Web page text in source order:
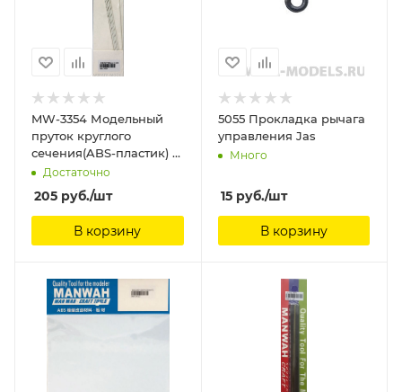
MW-3354 Модельный
пруток круглого
сечения(ABS-пластик) ?
2.0mm*250mm 6шт
ManWah
Достаточно
205 руб./шт
В корзину
5055 Прокладка рычага
управления Jas
Много
15руб./шт
В корзину